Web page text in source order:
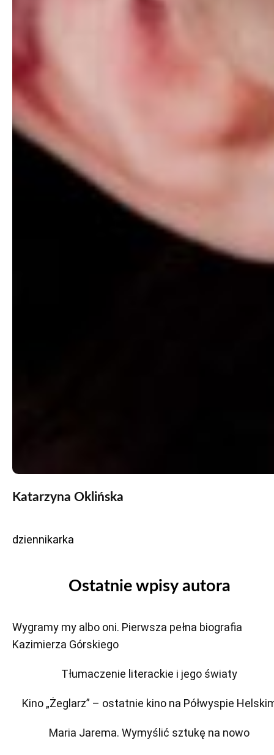
Katarzyna Oklińska
dziennikarka
Ostatnie wpisy autora
Wygramy my albo oni. Pierwsza pełna biografia
Kazimierza Górskiego
Tłumaczenie literackie i jego światy
Kino „Żeglarz” – ostatnie kino na Półwyspie
Maria Jarema. Wymyślić sztukę na nowo